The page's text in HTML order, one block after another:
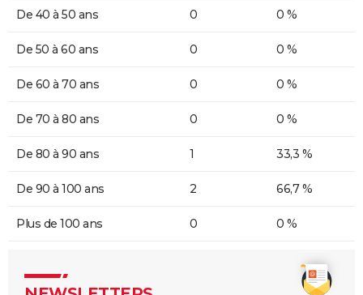
De 40 à 50 ans 0 0 %
De 50 à 60 ans 0 0 %
De 60 à 70 ans 0 0 %
De 70 à 80 ans 0 0 %
De 80 à 90 ans 1 33,3 %
De 90 à 100 ans 2 66,7 %
Plus de 100 ans 0 0 %